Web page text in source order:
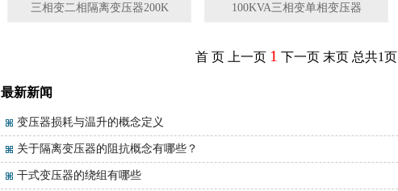
三相变二相隔离变压器200K 100KVA三相变单相变压器
首 页 上一页 1 下一页 末页 总共1页
最新新闻
变压器损耗与温升的概念定义
关于隔离变压器的阻抗概念有哪些？
干式变压器的绕组有哪些